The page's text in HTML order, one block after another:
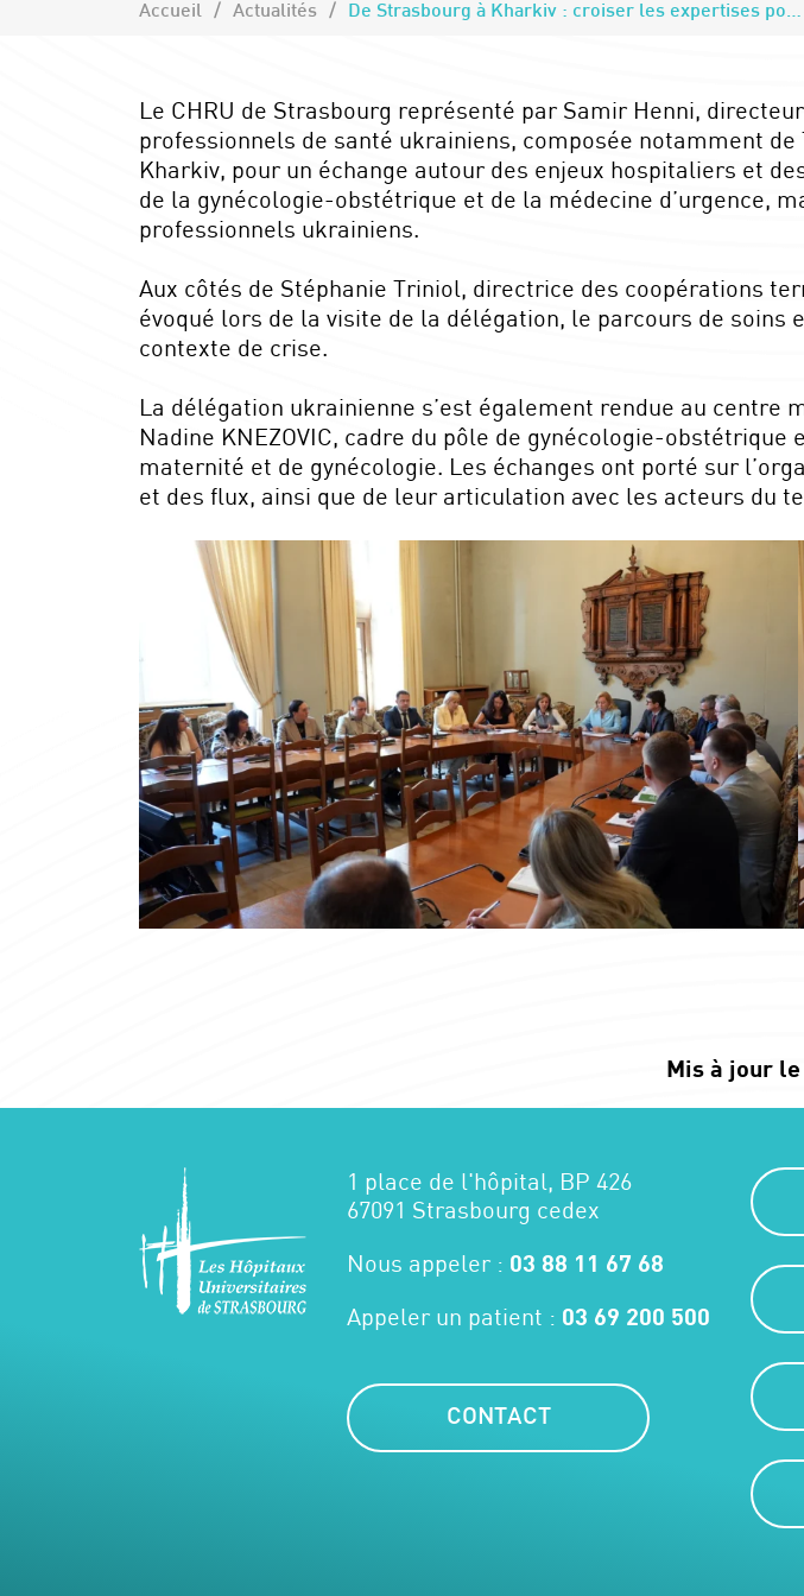
Accueil Actualités De Strasbourg à Kharkiv : croiser les expertises pour mieux répondre aux défis de santé
Le CHRU de Strasbourg représenté par Samir Henni,
professionnels de santé ukrainiens, composée notamment de
Kharkiv, pour un échange autour des enjeux hospitaliers et
de la gynécologie-obstétrique et de la médecine d’urgence,
professionnels ukrainiens.
Aux côtés de Stéphanie Triniol, directrice des coopérations
évoqué lors de la visite de la délégation, le parcours de
contexte de crise.
La délégation ukrainienne s’est également rendue au centre
Nadine KNEZOVIC, cadre du pôle de gynécologie-
maternité et de gynécologie. Les échanges ont porté sur
et des flux, ainsi que de leur articulation avec les acteurs du
Mis à jour
1 place de l'hôpital, BP 426
67091 Strasbourg cedex
Nous appeler : 03 88 11 67 68
Appeler un patient : 03 69 200 500
CONTACT